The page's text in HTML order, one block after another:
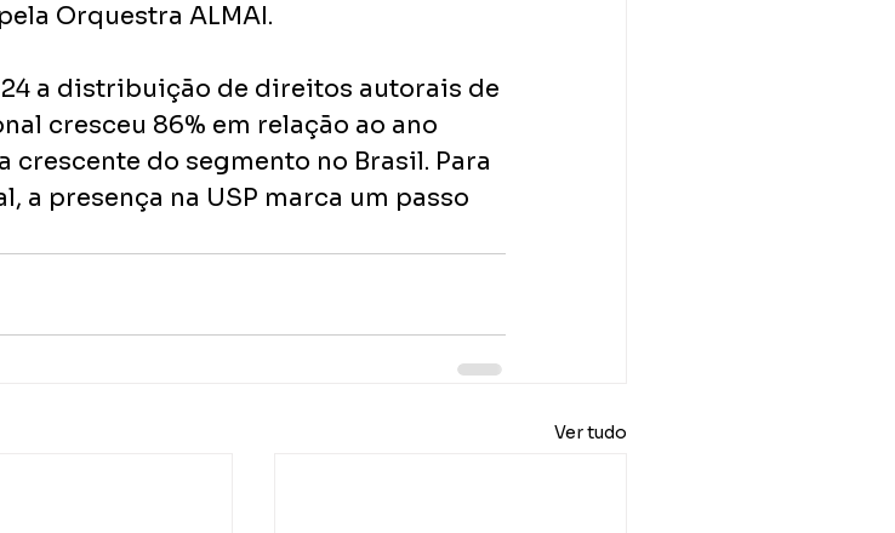
Orquestra ALMAI.
a distribuição de direitos autorais de
cresceu 86% em relação ao ano
do segmento no Brasil. Para
a presença na USP marca um passo
Ver tudo